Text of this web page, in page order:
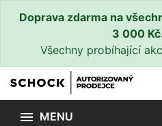
Doprava zdarma na
3 000
Všechny probíhající
 MENU